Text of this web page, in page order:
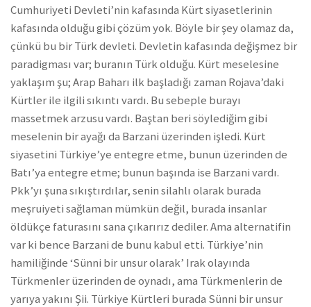
Cumhuriyeti Devleti’nin kafasında Kürt siyasetlerinin
kafasında olduğu gibi çözüm yok. Böyle bir şey olamaz da,
çünkü bu bir Türk devleti. Devletin kafasında değişmez bir
paradigması var; buranın Türk olduğu. Kürt meselesine
yaklaşım şu; Arap Baharı ilk başladığı zaman Rojava’daki
Kürtler ile ilgili sıkıntı vardı. Bu sebeple burayı
massetmek arzusu vardı. Baştan beri söylediğim gibi
meselenin bir ayağı da Barzani üzerinden işledi. Kürt
siyasetini Türkiye’ye entegre etme, bunun üzerinden de
Batı’ya entegre etme; bunun başında ise Barzani vardı.
Pkk’yı şuna sıkıştırdılar, senin silahlı olarak burada
meşruiyeti sağlaman mümkün değil, burada insanlar
öldükçe faturasını sana çıkarırız dediler. Ama alternatifin
var ki bence Barzani de bunu kabul etti. Türkiye’nin
hamiliğinde ‘Sünni bir unsur olarak’ Irak olayında
Türkmenler üzerinden de oynadı, ama Türkmenlerin de
yarıya yakını Şii. Türkiye Kürtleri burada Sünni bir unsur